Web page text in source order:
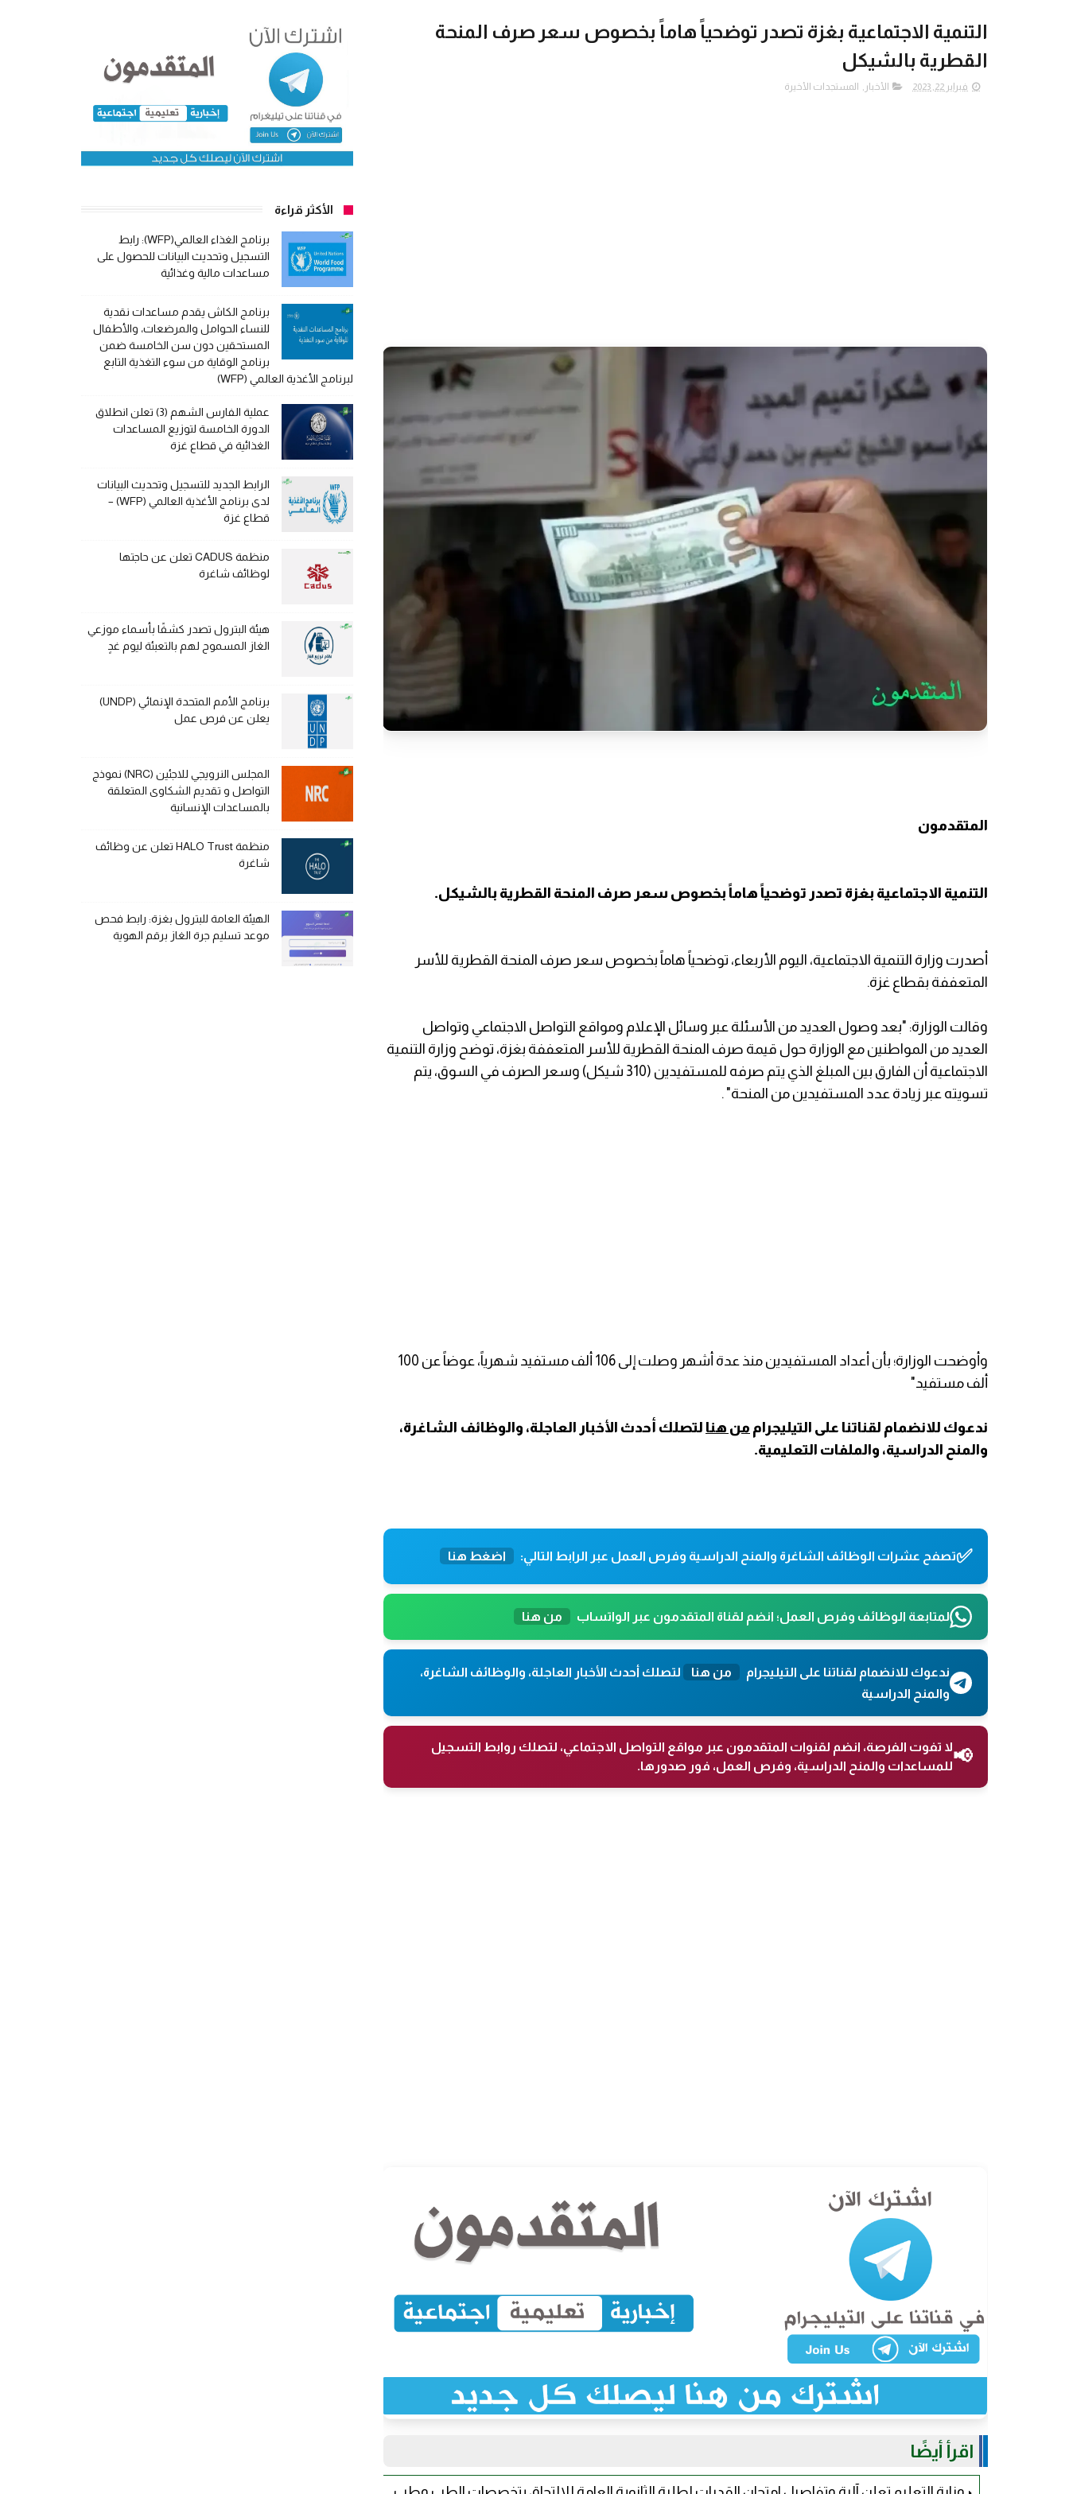
التنمية الاجتماعية بغزة تصدر توضحياً هاماً بخصوص سعر صرف المنحة
القطرية بالشيكل
فبراير 22, 2023 الأخبار , المستجدات الأخيرة
المتقدمون
التنمية الاجتماعية بغزة تصدر توضحياً هاماً بخصوص سعر صرف المنحة القطرية بالشيكل.
أصدرت وزارة التنمية الاجتماعية، اليوم الأربعاء، توضحياً هاماً بخصوص سعر صرف المنحة القطرية للأسر
المتعففة بقطاع غزة.
وقالت الوزارة: "بعد وصول العديد من الأسئلة عبر وسائل الإعلام ومواقع التواصل الاجتماعي وتواصل
العديد من المواطنين مع الوزارة حول قيمة صرف المنحة القطرية للأسر المتعففة بغزة، توضح وزارة التنمية
الاجتماعية أن الفارق بين المبلغ الذي يتم صرفه للمستفيدين (310 شيكل) وسعر الصرف في السوق، يتم
تسويته عبر زيادة عدد المستفيدين من المنحة" .
وأوضحت الوزارة؛ بأن أعداد المستفيدين منذ عدة أشهر وصلت إلى 106 ألف مستفيد شهرياً، عوضاً عن 100
ألف مستفيد"
ندعوك للانضمام لقناتنا على التيليجرام من هنا لتصلك أحدث الأخبار العاجلة، والوظائف الشاغرة،
والمنح الدراسية، والملفات التعليمية.
✅تصفح عشرات الوظائف الشاغرة والمنح الدراسية وفرص العمل عبر الرابط التالي: اضغط هنا
لمتابعة الوظائف وفرص العمل؛ انضم لقناة المتقدمون عبر الواتساب من هنا
ندعوك للانضمام لقناتنا على التيليجرام من هنا
لتصلك أحدث الأخبار العاجلة، والوظائف الشاغرة،
والمنح الدراسية
📢لا تفوت الفرصة، انضم لقنوات المتقدمون عبر مواقع التواصل الاجتماعي، لتصلك روابط التسجيل
للمساعدات والمنح الدراسية، وفرص العمل، فور صدورها.
اقرأ أيضًا
الأكثر قراءة
برنامج الغذاء العالمي(WFP): رابط
التسجيل وتحديث البيانات للحصول على
مساعدات مالية وغذائية
برنامج الكاش يقدم مساعدات نقدية
للنساء الحوامل والمرضعات، والأطفال
المستحقين دون سن الخامسة ضمن
برنامج الوقاية من سوء التغذية التابع
لبرنامج الأغذية العالمي (WFP)
عملية الفارس الشهم (3) تعلن انطلاق
الدورة الخامسة لتوزيع المساعدات
الغذائية في قطاع غزة
الرابط الجديد للتسجيل وتحديث البيانات
لدى برنامج الأغذية العالمي (WFP) –
قطاع غزة
منظمة CADUS تعلن عن حاجتها
لوظائف شاغرة
هيئة البترول تصدر كشفًا بأسماء موزعي
الغاز المسموح لهم بالتعبئة ليوم غدٍ
برنامج الأمم المتحدة الإنمائي (UNDP)
يعلن عن فرص عمل
المجلس النرويجي للاجئين (NRC) نموذج
التواصل و تقديم الشكاوى المتعلقة
بالمساعدات الإنسانية
منظمة HALO Trust تعلن عن وظائف
شاغرة
الهيئة العامة للبترول بغزة: رابط فحص
موعد تسليم جرة الغاز برقم الهوية